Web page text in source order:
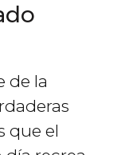
de la
que el